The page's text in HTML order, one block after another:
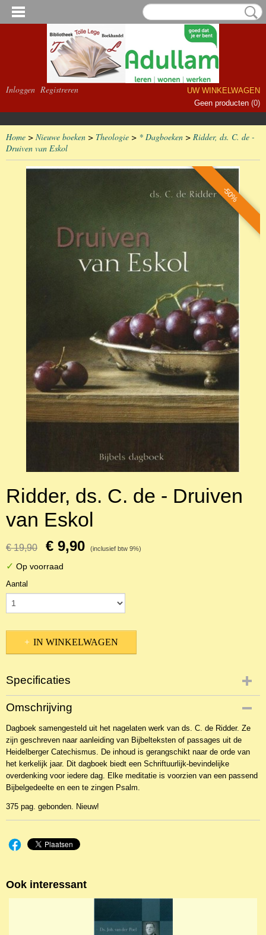
Inloggen Registreren
UW WINKELWAGEN
Geen producten (0)
Home > Nieuwe boeken > Theologie > * Dagboeken > Ridder, ds. C. de -
Druiven van Eskol
-50%
Ridder, ds. C. de - Druiven
van Eskol
€ 19,90 € 9,90 (inclusief btw 9%)
✓ Op voorraad
Aantal
IN WINKELWAGEN
Specificaties
Productcode
NBKTD-12308
EAN code
9789055518364
Productcode leverancier
Gebr. Koster
Omschrijving
Dagboek samengesteld uit het nagelaten werk van ds. C. de Ridder. Ze
zijn geschreven naar aanleiding van Bijbelteksten of passages uit de
Heidelberger Catechismus. De inhoud is gerangschikt naar de orde van
het kerkelijk jaar. Dit dagboek biedt een Schriftuurlijk-bevindelijke
overdenking voor iedere dag. Elke meditatie is voorzien van een passend
Bijbelgedeelte en een te zingen Psalm.
375 pag. gebonden. Nieuw!
Ook interessant